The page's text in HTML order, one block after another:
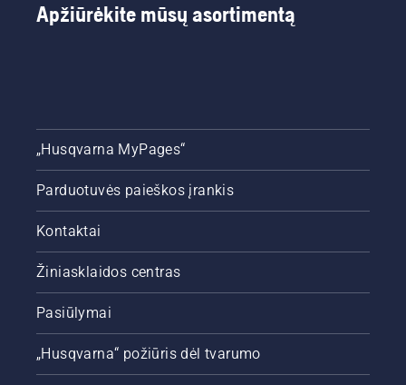
Apžiūrėkite mūsų asortimentą
„Husqvarna MyPages“
Parduotuvės paieškos įrankis
Kontaktai
Žiniasklaidos centras
Pasiūlymai
„Husqvarna“ požiūris dėl tvarumo